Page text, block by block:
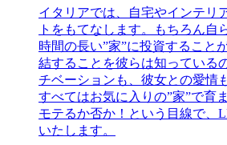
イタリアでは、自宅やインテリ
トをもてなします。もちろん自
時間の長い”家”に投資すること
結することを彼らは知っている
チベーションも、彼女との愛情
すべてはお気に入りの”家”で育
モテるか否か！という目線で、
いたします。